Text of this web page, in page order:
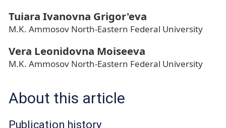
Tuiara Ivanovna Grigor'eva
M.K. Ammosov North-Eastern Federal University
Vera Leonidovna Moiseeva
M.K. Ammosov North-Eastern Federal University
About this article
Publication history